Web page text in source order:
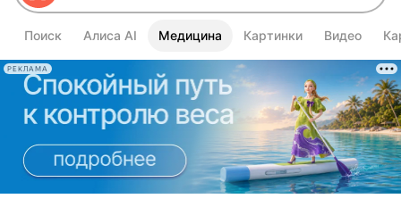
Поиск Алиса AI Медицина Картинки Видео
РЕКЛАМА